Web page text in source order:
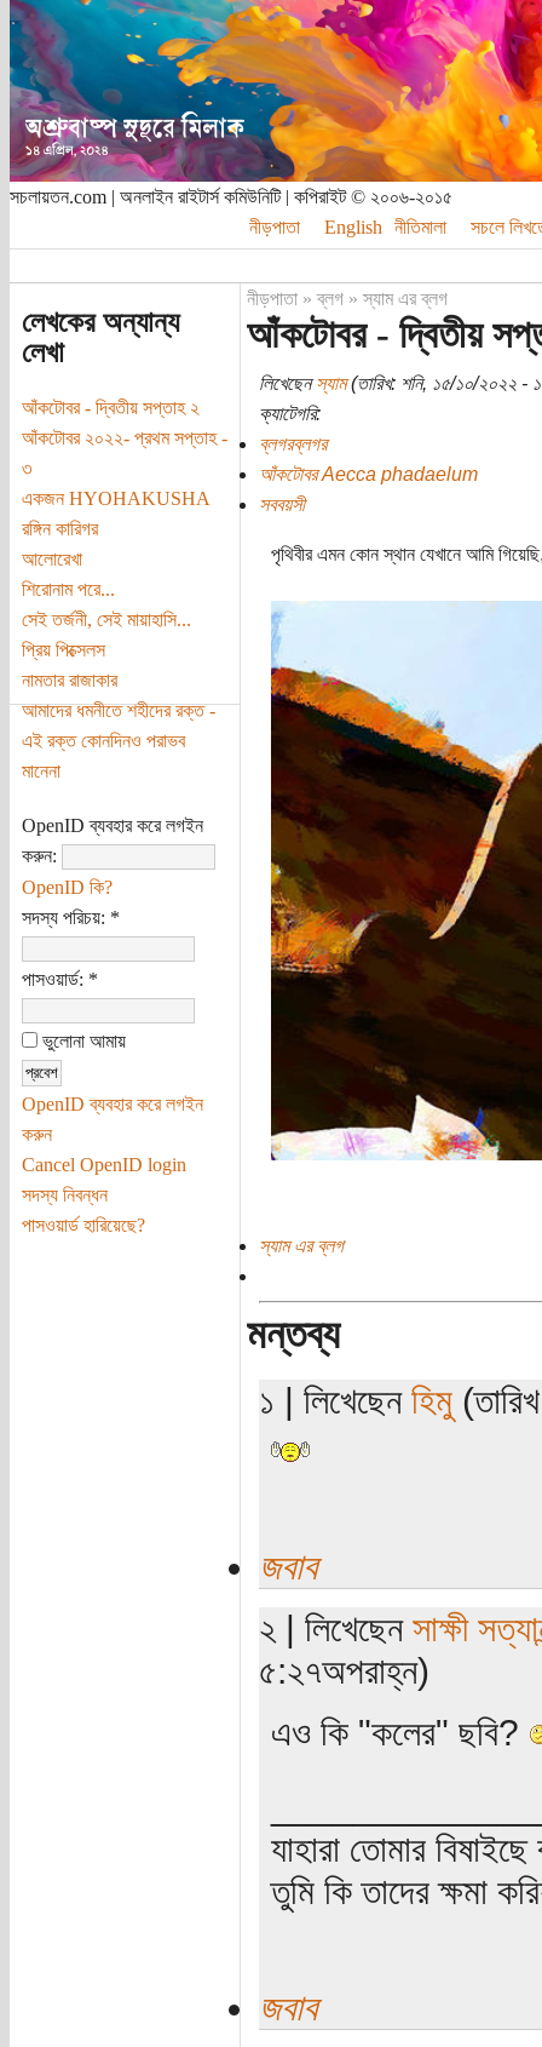
সচলায়তন.com | অনলাইন রাইটার্স কমিউনিটি | কপিরাইট © ২০০৬-২০১৫
নীড়পাতা
English নীতিমালা সচলে
লেখকের অন্যান্য
লেখা
আঁকটোবর - দ্বিতীয় সপ্তাহ ২
আঁকটোবর ২০২২- প্রথম সপ্তাহ -
৩
একজন HYOHAKUSHA
রঙ্গিন কারিগর
আলোরেখা
শিরোনাম পরে...
সেই তর্জনী, সেই মায়াহাসি...
প্রিয় পিক্সেলস
নামতার রাজাকার
আমাদের ধমনীতে শহীদের রক্ত -
এই রক্ত কোনদিনও পরাভব
মানেনা
OpenID ব্যবহার করে লগইন
করুন:
OpenID কি?
সদস্য পরিচয়: *
পাসওয়ার্ড: *
ভুলোনা আমায়
OpenID ব্যবহার করে লগইন
করুন
Cancel OpenID login
সদস্য নিবন্ধন
পাসওয়ার্ড হারিয়েছে?
নীড়পাতা»ব্লগ»স্যাম এর ব্লগ
আঁকটোবর - দ্বিতীয়
লিখেছেনস্যাম(তারিখ: শনি, ১৫/১০/২০২২ -
ক্যাটেগরি:
ব্লগরব্লগর
আঁকটোবর Aecca phadaelum
সববয়সী
পৃথিবীর এমন কোন স্থান যেখানে আমি
স্যাম এর ব্লগ
মন্তব্য
১ | লিখেছেন হিমু
জবাব
২ | লিখেছেন সাক্ষী
৫:২৭অপরাহ্ন)
এও কি "কলের" ছবি?
যাহারা তোমার
তুমি কি তাদের ক্ষমা
জবাব